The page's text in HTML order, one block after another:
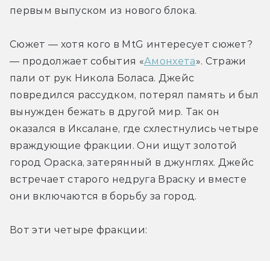
первым выпуском из нового блока.
Сюжет — хотя кого в MtG интересует сюжет?
— продолжает события «Амонхета». Стражи
пали от рук Никола Боласа. Джейс
повредился рассудком, потерял память и был
вынужден бежать в другой мир. Так он
оказался в Иксалане, где схлестнулись четыре
враждующие фракции. Они ищут золотой
город Ораска, затерянный в джунглях. Джейс
встречает старого недруга Враску и вместе
они включаются в борьбу за город.
Вот эти четыре фракции: